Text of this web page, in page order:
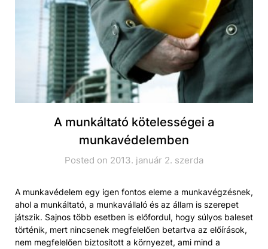
A munkáltató kötelességei a
munkavédelemben
Posted on 2013. január 2. szerda
A munkavédelem egy igen fontos eleme a munkavégzésnek,
ahol a munkáltató, a munkavállaló és az állam is szerepet
játszik. Sajnos több esetben is előfordul, hogy súlyos baleset
történik, mert nincsenek megfelelően betartva az előírások,
nem megfelelően biztosított a környezet, ami mind a